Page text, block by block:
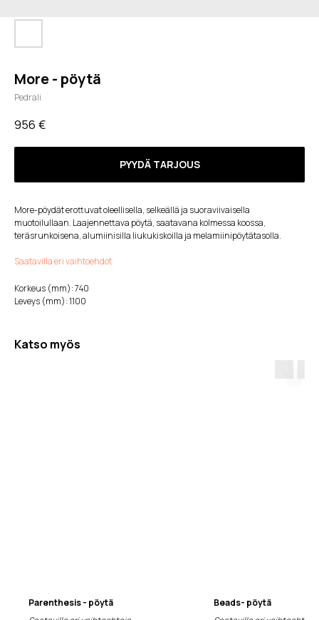
More - pöytä
Pedrali
956 €
PYYDÄ TARJOUS
More-pöydät erottuvat oleellisella, selkeällä ja suoraviivaisella
muotoilullaan. Laajennettava pöytä, saatavana kolmessa koossa,
teräsrunkoisena, alumiinisilla liukukiskoilla ja melamiinipöytätasolla.
Saatavilla eri vaihtoehdot
Korkeus (mm): 740
Leveys (mm): 1100
Katso myös
Parenthesis - pöytä
Beads- pöytä